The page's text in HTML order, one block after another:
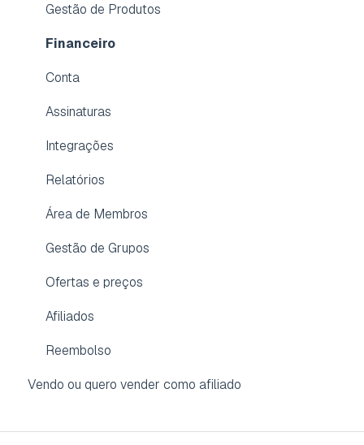
Assinatura
Conta
Dúvidas frequentes
Aplicativo para membros
Gestão de Produtos
Financeiro
Conta
Assinaturas
Integrações
Relatórios
Área de Membros
Gestão de Grupos
Ofertas e preços
Afiliados
Reembolso
Vendo ou quero vender como afiliado